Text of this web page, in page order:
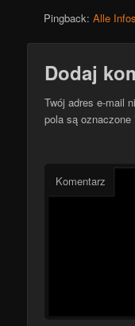
Pingback:Alle
Dodaj
Twój adres e-mail
pola są oznaczone
Komentarz